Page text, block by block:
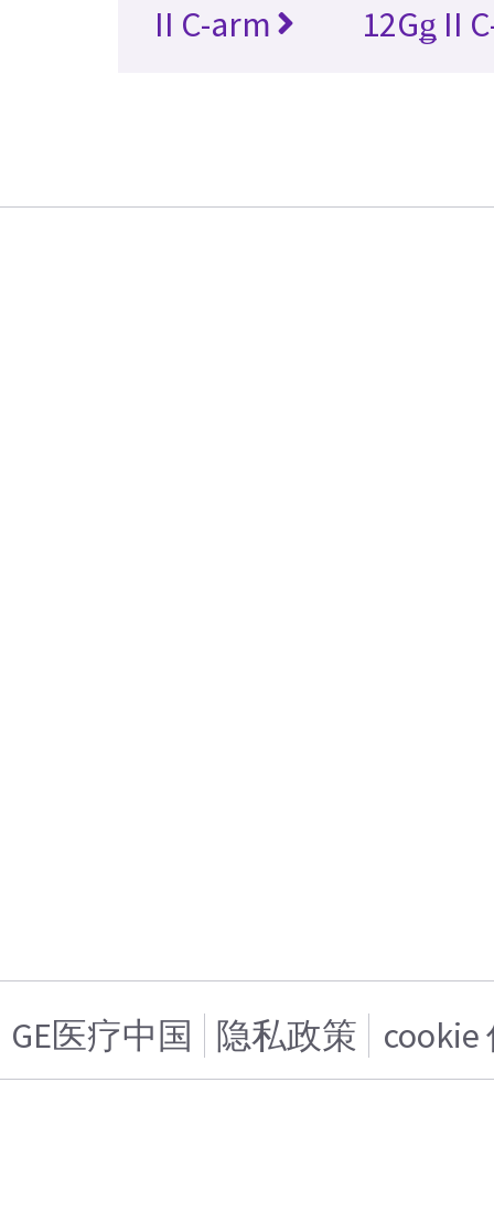
II C-arm 12Gǥ II
GE医疗中国 隐私政策 cookie